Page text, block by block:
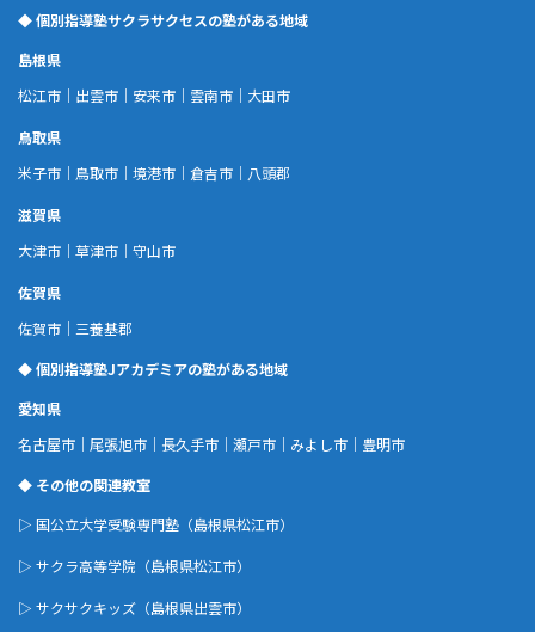
◆ 個別指導塾サクラサクセスの塾がある地域
島根県
松江市 ｜ 出雲市 ｜ 安来市 ｜ 雲南市 ｜ 大田市
鳥取県
米子市 ｜ 鳥取市 ｜ 境港市 ｜ 倉吉市 ｜ 八頭郡
滋賀県
大津市 ｜ 草津市 ｜ 守山市
佐賀県
佐賀市 ｜ 三養基郡
◆ 個別指導塾Jアカデミアの塾がある地域
愛知県
名古屋市 ｜ 尾張旭市 ｜ 長久手市 ｜ 瀬戸市 ｜ みよし市 ｜ 豊明市
◆ その他の関連教室
▷ 国公立大学受験専門塾 （島根県松江市）
▷ サクラ高等学院 （島根県松江市）
▷ サクサクキッズ （島根県出雲市）